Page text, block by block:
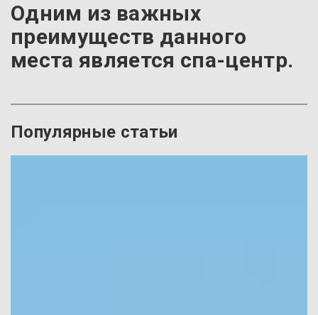
Одним из важных
преимуществ данного
места является спа-центр.
Популярные статьи